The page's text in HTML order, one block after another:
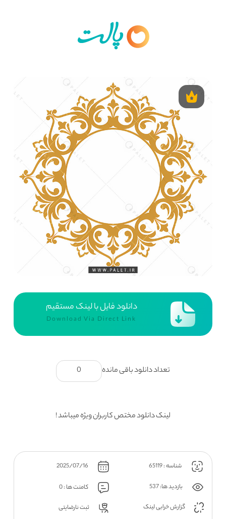
دانلود فایل با لینک مستقیم
Download Via Direct Link
تعداد دانلود باقی مانده 0
لینک دانلود مختص کاربران ویژه میباشد !
شناسه : 65119
بازدید ها: 537
کامنت ها : 0
گزارش خرابی لینک
ثبت نارضایتی